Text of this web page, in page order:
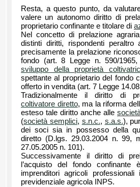
Resta, a questo punto, da
valere un autonomo diritto di
proprietario confinante e titolare di
Nel concetto di prelazione
distinti diritti, rispondenti
precisamente la prelazione
fondo (art. 8 Legge n. 590/1965,
sviluppo della proprietà
spettante al proprietario del fondo
offerto in vendita (art. 7 Legge
Tradizionalmente il diritto di
coltivatore diretto, ma la riforma
esteso tale diritto anche alle
(società semplici, s.n.c., s.a.s.),
dei soci sia in possesso della
diretto (D.lgs. 29.03.2004 n. 99,
27.05.2005 n. 101).
Successivamente il diritto di
l’acquisto del fondo
imprenditori agricoli
previdenziale agricola INPS.